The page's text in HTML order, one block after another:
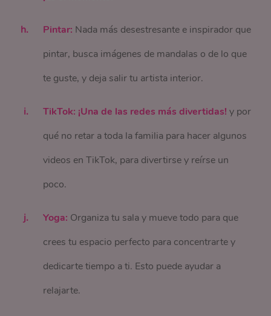
Pintar: Nada más desestresante e inspirador que
pintar, busca imágenes de mandalas o de lo que
te guste, y deja salir tu artista interior.
TikTok: ¡Una de las redes más divertidas! y por
qué no retar a toda la familia para hacer algunos
videos en TikTok, para divertirse y reírse un
poco.
Yoga: Organiza tu sala y mueve todo para que
crees tu espacio perfecto para concentrarte y
dedicarte tiempo a ti. Esto puede ayudar a
relajarte.